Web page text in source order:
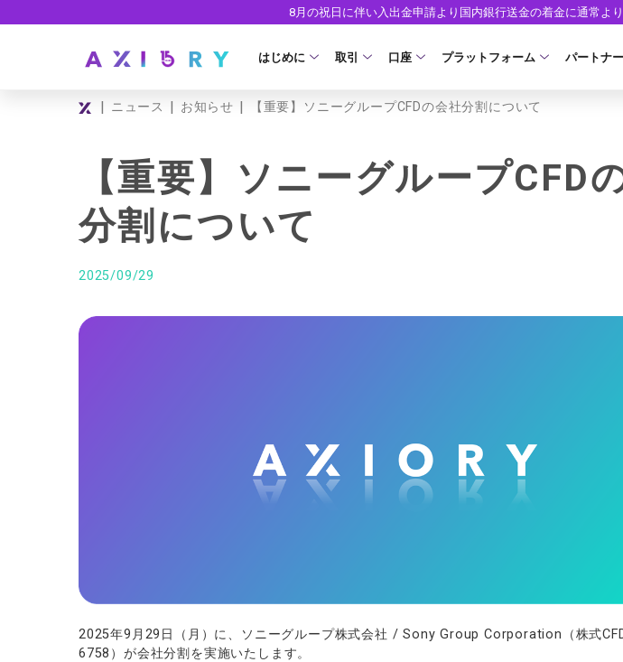
8月の祝日に伴い入出金申請より国内銀行送金の着金に通常よ
はじめに
安全性
取引
FX（通貨ペア）
現物株式
バトルCFD
スプレ
ゼロカ
口座
口座タイプ
法人のお客様
口座
必要書
プラットフォーム パートナー
イントロ
特別・
| ニュース | お知らせ | 【重要】ソニーグループCFDの会社分割について
【重要】ソニーグループCFD
分割について
2025/09/29
2025年9月29日（月）に、ソニーグループ株式会社 / Sony Group Corporation（株式
6758）が会社分割を実施いたします。